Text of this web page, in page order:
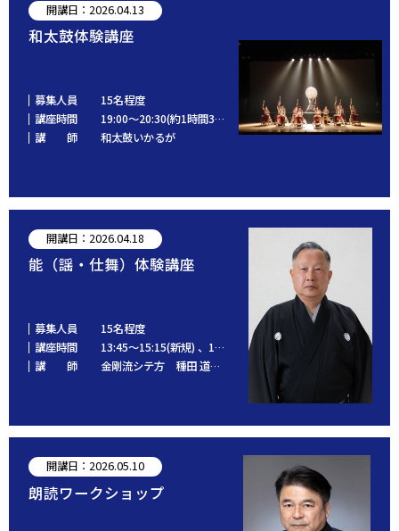
開講日：2026.04.13
和太鼓体験講座
募集人員
15名程度
講座時間
19:00～20:30(約1時間30分)
講 師
和太鼓いかるが
開講日：2026.04.18
能（謡・仕舞）体験講座
募集人員
15名程度
講座時間
13:45～15:15(新規) 、15:30～17:00(継続)
講 師
金剛流シテ方 種田 道一（重要無形文化財保持者）
開講日：2026.05.10
朗読ワークショップ